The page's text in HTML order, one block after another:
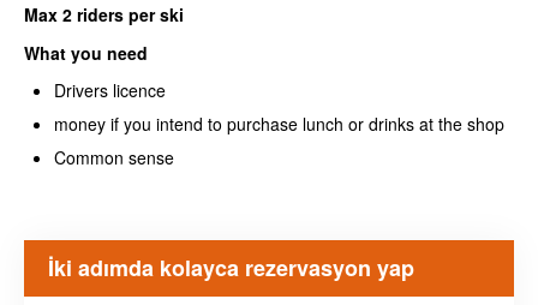
Max 2 riders per ski
What you need
Drivers licence
money if you intend to purchase lunch or drinks at the shop
Common sense
İki adımda kolayca rezervasyon yap